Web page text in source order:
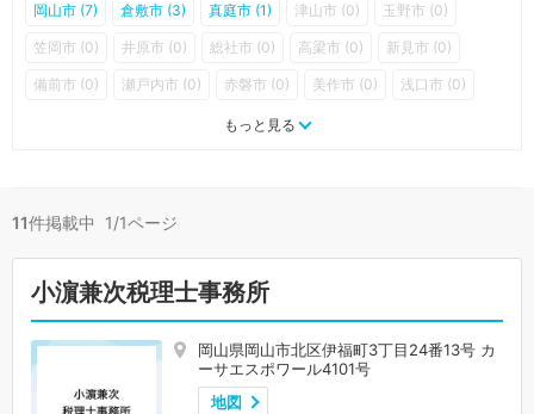
岡山市 (7) 倉敷市 (3) 真庭市 (1) 津山市 (0) 玉野市 (0)
笠岡市 (0) 井原市 (0) 総社市 (0) 高梁市 (0) 新見市 (0)
備前市 (0) 瀬戸内市 (0) 赤磐市 (0) 美作市 (0) 浅口市 (0)
里庄町 (0) 矢掛町 (0)
もっと見る
11件掲載中 1/1ページ
小濵兼次税理士事務所
岡山県岡山市北区伊福町3丁目24番13号 カ
ーサエスポワール4101号
地図